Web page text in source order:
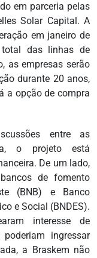
em parceria pelas
Solar Capital. A
em janeiro de
das linhas de
as empresas serão
durante 20 anos,
a opção de compra
entre as
o projeto está
De um lado,
de fomento
(BNB) e Banco
e Social (BNDES).
interesse de
ingressar
a Braskem não